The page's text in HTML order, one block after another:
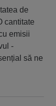
de
cantitate
emisii
-
să ne